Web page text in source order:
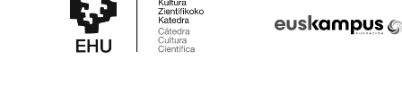
Katedra